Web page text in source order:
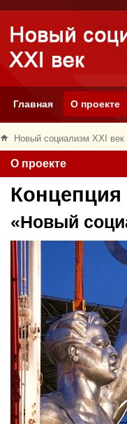
Главная О проекте
Новый социализм XXI век
О проекте
Концепция
«Новый